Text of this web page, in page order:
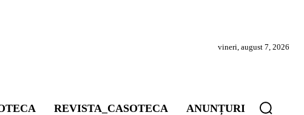
vineri, august 7, 2026
REVISTA_CASOTECA ANUNȚURI